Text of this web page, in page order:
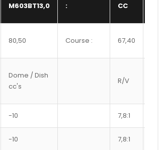
M603BT13,0
:
CC
80,50 Course : 67,40
Dome / Dish
cc's
R/V
-10 7,8:1
-10 7,8:1